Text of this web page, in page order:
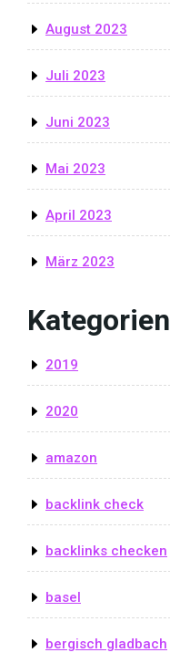
August 2023
Juli 2023
Juni 2023
Mai 2023
April 2023
März 2023
Kategorien
2019
2020
amazon
backlink check
backlinks checken
basel
bergisch gladbach